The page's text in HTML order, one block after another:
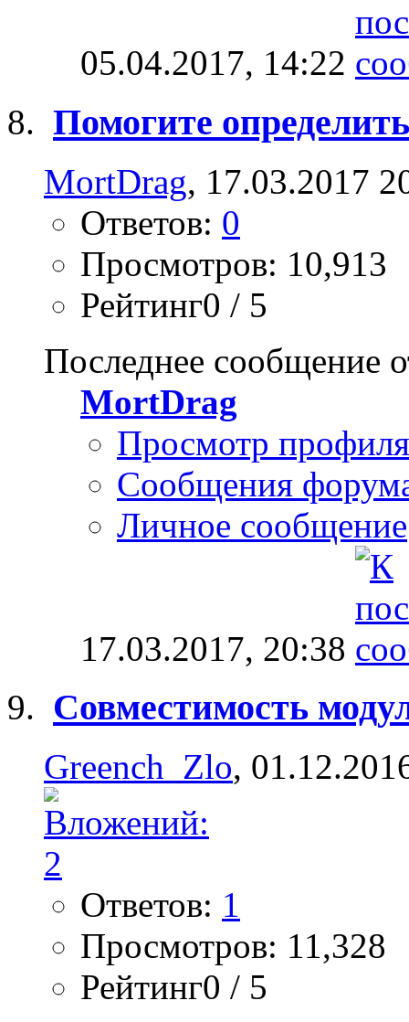
05.04.2017, 14:22
Помогите
MortDrag, 17.03.2017
Ответов: 0
Просмотров: 10,913
Рейтинг0 / 5
Последнее сообщение
MortDrag
Просмотр профиля
Сообщения
Личное сообщение
17.03.2017, 20:38
Совместимость
Greench_Zlo,
Ответов: 1
Просмотров: 11,328
Рейтинг0 / 5